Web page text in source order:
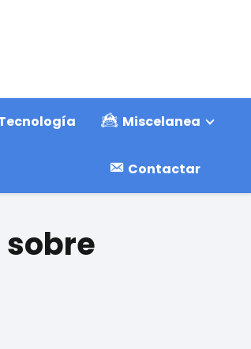
Miscelanea
Contactar